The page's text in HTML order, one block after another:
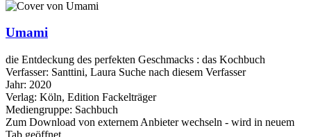
Umami
die Entdeckung des perfekten Geschmacks : das Kochbuch
Verfasser: Santtini, Laura Suche nach diesem Verfasser
Jahr: 2020
Verlag: Köln, Edition Fackelträger
Mediengruppe: Sachbuch
Zum Download von externem Anbieter wechseln - wird in neuem